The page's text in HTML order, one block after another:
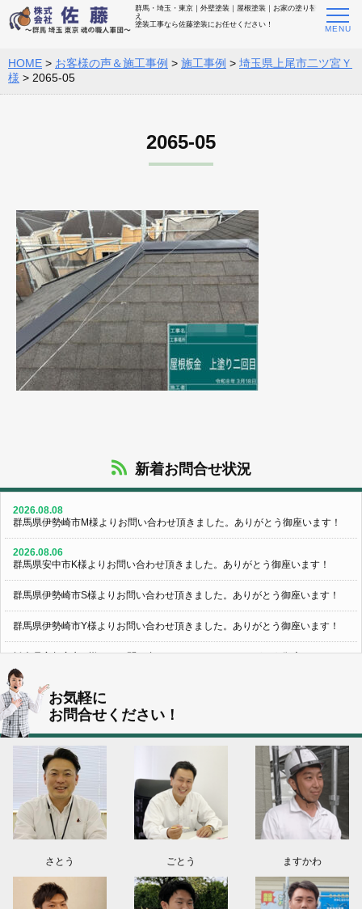
群馬・埼玉・東京｜外壁塗装｜屋根塗装｜お家の塗り替
え
塗装工事なら佐藤塗装にお任せください！
HOME > お客様の声＆施工事例 > 施工事例 > 埼玉県上尾市二ツ宮Ｙ
様 > 2065-05
2065-05
新着お問合せ状況
2026.08.08
群馬県伊勢崎市M様よりお問い合わせ頂きました。ありがとう御座います！
2026.08.06
群馬県安中市K様よりお問い合わせ頂きました。ありがとう御座います！
群馬県伊勢崎市S様よりお問い合わせ頂きました。ありがとう御座います！
群馬県伊勢崎市Y様よりお問い合わせ頂きました。ありがとう御座います！
栃木県宇都宮市U様よりお問い合わせ頂きました。ありがとう御座います！
2026.08.05
群馬県伊勢崎市N様よりお問い合わせ頂きました。ありがとう御座います！
群馬県高崎市O様よりお問い合わせ頂きました。ありがとう御座います！
埼玉県上尾市K様よりお問い合わせ頂きました。ありがとう御座います！
東京都日野市K様よりお問い合わせ頂きました。ありがとう御座います！
群馬県伊勢崎市M様よりお問い合わせ頂きました。ありがとう御座います！
お気軽に
お問合せください！
さとう ごとう ますかわ